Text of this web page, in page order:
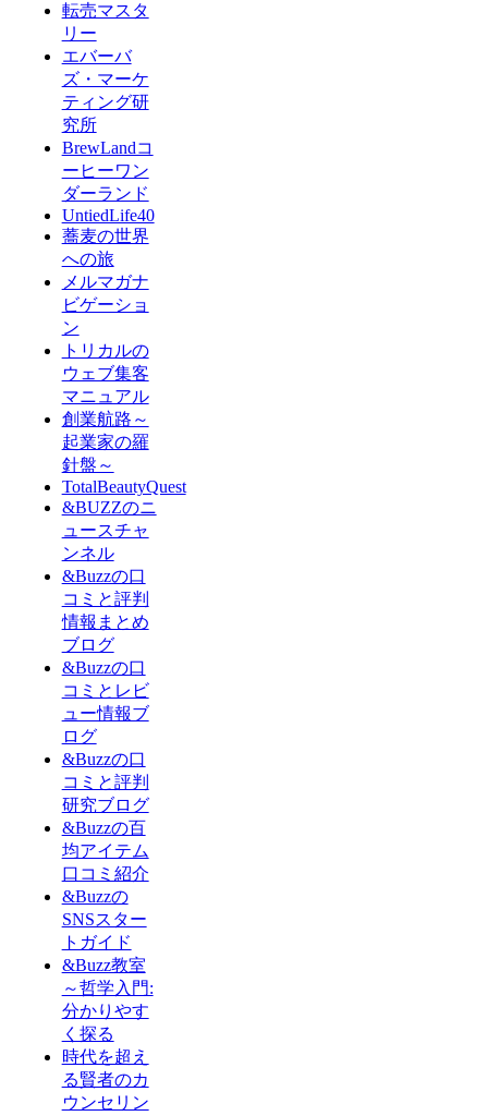
転売マスタ
リー
エバーバ
ズ・マーケ
ティング研
究所
BrewLandコ
ーヒーワン
ダーランド
UntiedLife40
蕎麦の世界
への旅
メルマガナ
ビゲーショ
ン
トリカルの
ウェブ集客
マニュアル
創業航路～
起業家の羅
針盤～
TotalBeautyQuest
&BUZZのニ
ュースチャ
ンネル
&Buzzの口
コミと評判
情報まとめ
ブログ
&Buzzの口
コミとレビ
ュー情報ブ
ログ
&Buzzの口
コミと評判
研究ブログ
&Buzzの百
均アイテム
口コミ紹介
&Buzzの
SNSスター
トガイド
&Buzz教室
～哲学入門:
分かりやす
く探る
時代を超え
る賢者のカ
ウンセリン